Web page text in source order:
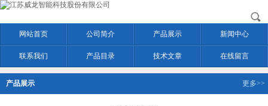
网站首页 公司简介 产品展示 新闻中心
联系我们 产品目录 技术文章 在线留言
产品展示 更多>>